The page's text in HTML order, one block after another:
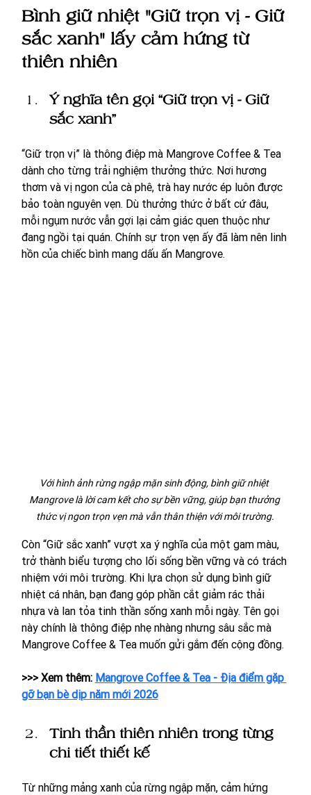
Bình giữ nhiệt "Giữ trọn vị - Giữ
sắc xanh" lấy cảm hứng từ
thiên nhiên
Ý nghĩa tên gọi “Giữ trọn vị - Giữ
sắc xanh”
“Giữ trọn vị” là thông điệp mà Mangrove Coffee & Tea
dành cho từng trải nghiệm thưởng thức. Nơi hương
thơm và vị ngon của cà phê, trà hay nước ép luôn được
bảo toàn nguyên vẹn. Dù thưởng thức ở bất cứ đâu,
mỗi ngụm nước vẫn gợi lại cảm giác quen thuộc như
đang ngồi tại quán. Chính sự trọn vẹn ấy đã làm nên linh
hồn của chiếc bình mang dấu ấn Mangrove.
Với hình ảnh rừng ngập mặn sinh động, bình giữ nhiệt
Mangrove là lời cam kết cho sự bền vững, giúp bạn thưởng
thức vị ngon trọn vẹn mà vẫn thân thiện với môi trường.
Còn “Giữ sắc xanh” vượt xa ý nghĩa của một gam màu,
trở thành biểu tượng cho lối sống bền vững và có trách
nhiệm với môi trường. Khi lựa chọn sử dụng bình giữ
nhiệt cá nhân, bạn đang góp phần cắt giảm rác thải
nhựa và lan tỏa tinh thần sống xanh mỗi ngày. Tên gọi
này chính là thông điệp nhẹ nhàng nhưng sâu sắc mà
Mangrove Coffee & Tea muốn gửi gắm đến cộng đồng.
>>> Xem thêm: Mangrove Coffee & Tea - Địa điểm gặp
gỡ bạn bè dịp năm mới 2026
Tinh thần thiên nhiên trong từng
chi tiết thiết kế
Từ những mảng xanh của rừng ngập mặn, cảm hứng